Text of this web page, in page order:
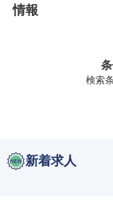
情報
検索
新着求人